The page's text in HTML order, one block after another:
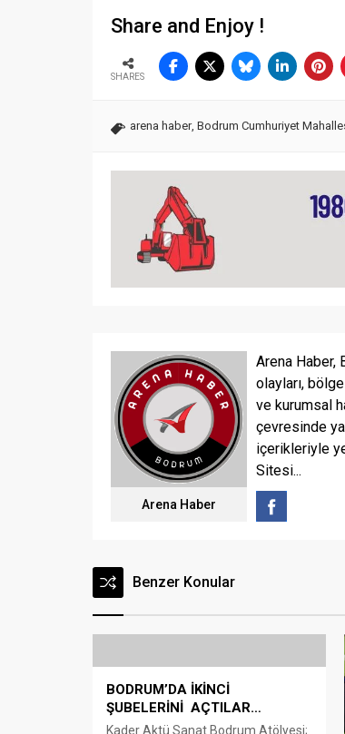
Share and Enjoy !
SHARES
arena haber, Bodrum Cumhuriyet
Arena Haber
Arena Haber,
olayları,
ve kurumsal
çevresinde
içerikleriyle
Sitesi...
Benzer Konular
BODRUM’DA İKİNCİ
ŞUBELERİNİ AÇTILAR…
Kader Aktü Sanat Bodrum Atölyesi;